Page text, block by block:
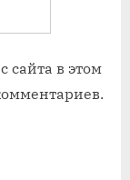
сайта в этом